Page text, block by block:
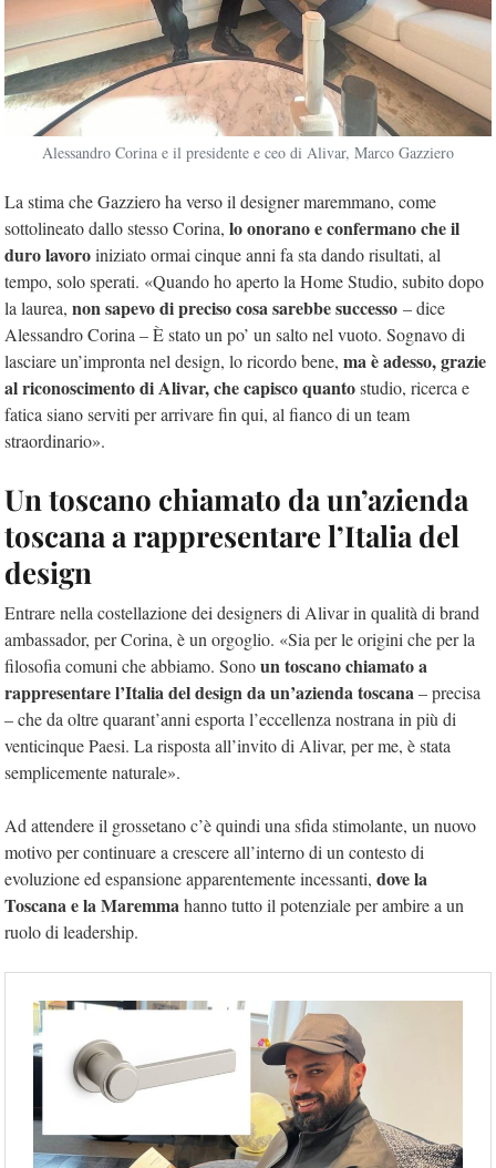
Alessandro Corina e il presidente e ceo di Alivar, Marco Gazziero
La stima che Gazziero ha verso il designer maremmano, come
sottolineato dallo stesso Corina, lo onorano e confermano che il
duro lavoroiniziato ormai cinque anni fa sta dando risultati, al
tempo, solo sperati. «Quando ho aperto la Home Studio, subito dopo
la laurea, non sapevo di preciso cosa sarebbe successo – dice
Alessandro Corina – È stato un po’ un salto nel vuoto. Sognavo di
lasciare un’impronta nel design, lo ricordo bene, ma è adesso, grazie
al riconoscimento di Alivar, che capisco quantostudio, ricerca e
fatica siano serviti per arrivare fin qui, al fianco di un team
straordinario».
Un toscano chiamato da un’azienda
toscana a rappresentare l’Italia del
design
Entrare nella costellazione dei designers di Alivar in qualità di brand
ambassador, per Corina, è un orgoglio. «Sia per le origini che per la
filosofia comuni che abbiamo. Sonoun toscano chiamato a
rappresentare l’Italia del design da un’azienda toscana– precisa
– che da oltre quarant’anni esporta l’eccellenza nostrana in più di
venticinque Paesi. La risposta all’invito di Alivar, per me, è stata
semplicemente naturale».
Ad attendere il grossetano c’è quindi una sfida stimolante, un nuovo
motivo per continuare a crescere all’interno di un contesto di
evoluzione ed espansione apparentemente incessanti, dove la
Toscana e la Maremmahanno tutto il potenziale per ambire a un
ruolo di leadership.